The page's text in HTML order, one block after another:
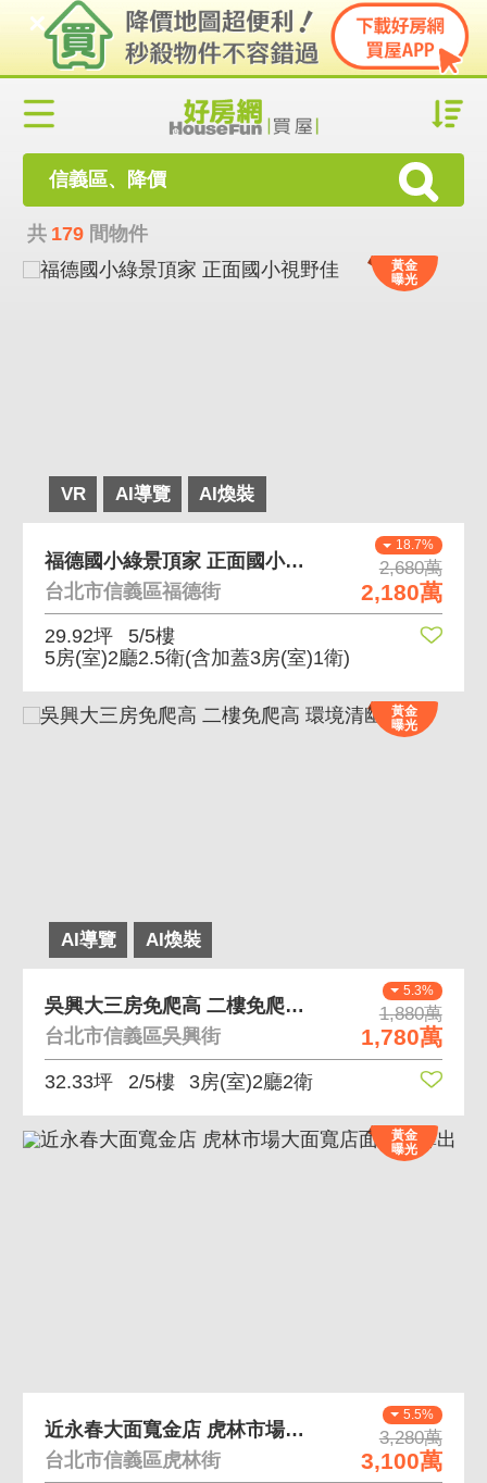
信義區、降價
共 179 間物件
VR AI導覽 AI煥裝
黃金
曝光
18.7%
2,680萬
2,180萬
福德國小綠景頂家 正面國小視野佳
台北市信義區福德街
29.92坪
5/5樓
5房(室)2廳2.5衛(含加蓋3房(室)1衛)
AI導覽 AI煥裝
黃金
曝光
5.3%
1,880萬
1,780萬
吳興大三房免爬高 二樓免爬高 環境清幽
台北市信義區吳興街
32.33坪 2/5樓 3房(室)2廳2衛
黃金
曝光
5.5%
3,280萬
3,100萬
近永春大面寬金店 虎林市場大面寬店面稀有釋出
台北市信義區虎林街